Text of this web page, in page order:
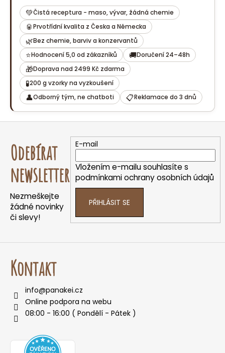
💚Čistá receptura - maso, vývar, žádná chemie
🥫Prvotřídní kvalita z Česka a Německa
🌿Bez chemie, barviv a konzervantů
⭐Hodnocení 5,0 od zákazníků 🚚Doručení 24–48h
🎁Doprava nad 2499 Kč zdarma
🧪200 g vzorky na vyzkoušení
👤Odborný tým, ne chatboti 📋Reklamace do 3 dnů
Odebírat
newsletter
Nezmeškejte
žádné novinky
či slevy!
E-mail
Vložením e-mailu souhlasíte s
podmínkami ochrany osobních údajů
PŘIHLÁSIT SE
Kontakt
info@panakei.cz
Online podpora na webu
08:00 - 16:00 ( Pondělí - Pátek )